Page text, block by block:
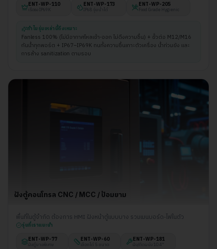
ENT-WP-110
เรือธง IP69K
ENT-WP-173
IP68 จุ่มน้ำได้
ENT-WP-205
Food Grade Hygienic
ทำไมรุ่นเหล่านี้ถึงเหมาะ
Fanless 100% (ไม่มีอากาศไหลเข้า-ออก ไม่ดึงความชื้น) + ขั้วต่อ M12/M16
กันน้ำทุกพอร์ต + IP67–IP69K ทนทั้งความชื้นเกาะตัวเครื่อง น้ำท่วมขัง และ
การล้าง sanitization ตามรอบ
ฝังตู้คอนโทรล CNC / MCC / ป้อมยาม
พื้นที่ในตู้จำกัด ต้องการ HMI ฝังหน้าตู้แบบบาง รวมเมนบอร์ด-ไฟในตัว
รุ่นที่เราแนะนำ
ENT-WP-77
ฝังตู้บางพิเศษ
ENT-WP-60
เลือกได้ 5 ขนาด
ENT-WP-181
ฝัง/ติดผนัง 10.4"